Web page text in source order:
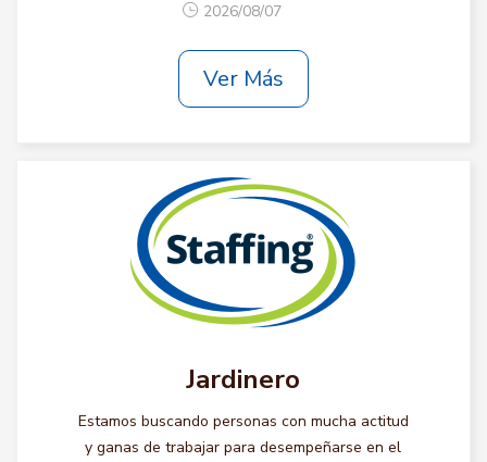
2026/08/07
Ver Más
Jardinero
Estamos buscando personas con mucha actitud
y ganas de trabajar para desempeñarse en el